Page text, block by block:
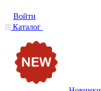
Войти
Каталог